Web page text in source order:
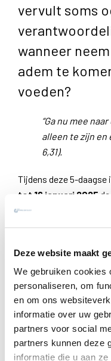
Deze website maakt
We gebruiken cookies
personaliseren, om
en om ons
informatie over uw
partners voor social
partners kunnen deze
informatie die u aan
vervult soms
wanneer
adem te
voeden?
“Ga nu mee
alleen te zijn en
6,31).
Tijdens deze 5-
tot 16 januari 2025
herbronnen. In een
rustgevende natuur,
God. Via gebed,
krijg je de ruimte om
aanwezigheid in jouw
Geestelijke
De basis van deze
van Ignatius van